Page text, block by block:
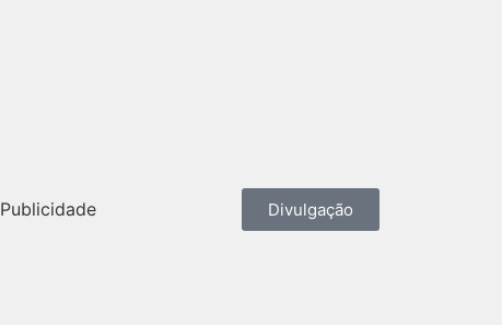
Publicidade Divulgação